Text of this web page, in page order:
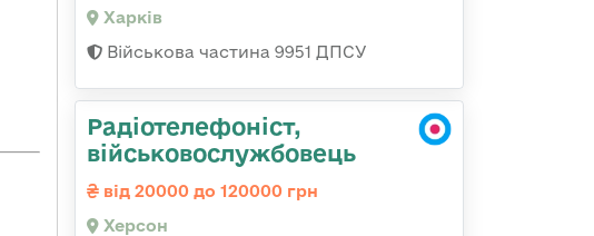
Харків
Військова частина 9951 ДПСУ
Радіотелефоніст,
військовослужбовець
від 20000 до 120000 грн
Херсон